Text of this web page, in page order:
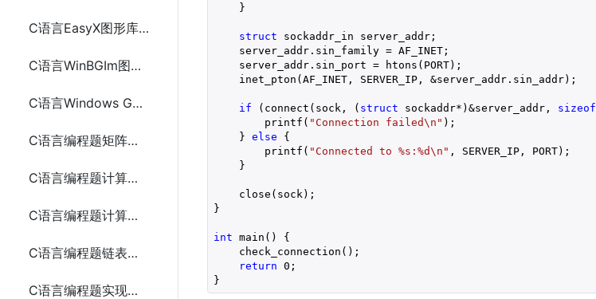
C语言EasyX图形库实现圆盘时钟
C语言WinBGIm图形库实现圆盘时钟
C语言Windows GDI实现圆盘时钟
C语言编程题矩阵乘法
C语言编程题计算数组中的最大和最小值5种方法
C语言编程题计算两个字符串的长度
C语言编程题链表的创建和遍历
C语言编程题实现二分查找
    }
struct sockaddr_in server_addr;
    server_addr.sin_family = AF_INET;
    server_addr.sin_port = htons(PORT);
    inet_pton(AF_INET, SERVER_IP, &server_addr.sin_addr);
if (connect(sock, ( struct sockaddr*)&server_addr, sizeof
        printf(
"Connection failed\n" );
    }
else {
        printf(
"Connected to %s:%d\n" , SERVER_IP, PORT);
    }
    close(sock);
}
int main() {
    check_connection();
return 0 ;